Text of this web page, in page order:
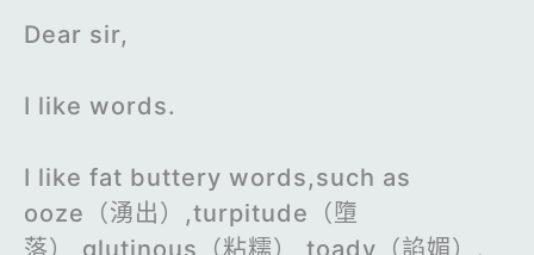
Dear sir,
I like words.
I like fat buttery words,such as
ooze（湧出）,turpitude（墮
落）,glutinous（粘糯）,toady（諂媚）.